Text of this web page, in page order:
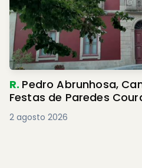
R. Pedro Abrunhosa,
Festas de Paredes
2 agosto 2026